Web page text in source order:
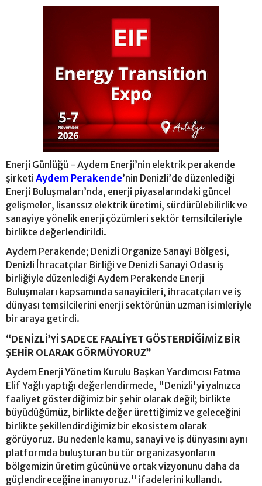
Enerji Günlüğü - Aydem Enerji’nin elektrik perakende
şirketi Aydem Perakende’nin Denizli’de düzenlediği
Enerji Buluşmaları’nda, enerji piyasalarındaki güncel
gelişmeler, lisanssız elektrik üretimi, sürdürülebilirlik ve
sanayiye yönelik enerji çözümleri sektör temsilcileriyle
birlikte değerlendirildi.
Aydem Perakende; Denizli Organize Sanayi Bölgesi,
Denizli İhracatçılar Birliği ve Denizli Sanayi Odası iş
birliğiyle düzenlediği Aydem Perakende Enerji
Buluşmaları kapsamında sanayicileri, ihracatçıları ve iş
dünyası temsilcilerini enerji sektörünün uzman isimleriyle
bir araya getirdi.
“DENİZLİ’Yİ SADECE FAALİYET GÖSTERDİĞİMİZ BİR
ŞEHİR OLARAK GÖRMÜYORUZ”
Aydem Enerji Yönetim Kurulu Başkan Yardımcısı Fatma
Elif Yağlı yaptığı değerlendirmede, "Denizli'yi yalnızca
faaliyet gösterdiğimiz bir şehir olarak değil; birlikte
büyüdüğümüz, birlikte değer ürettiğimiz ve geleceğini
birlikte şekillendirdiğimiz bir ekosistem olarak
görüyoruz. Bu nedenle kamu, sanayi ve iş dünyasını aynı
platformda buluşturan bu tür organizasyonların
bölgemizin üretim gücünü ve ortak vizyonunu daha da
güçlendireceğine inanıyoruz." ifadelerini kullandı.